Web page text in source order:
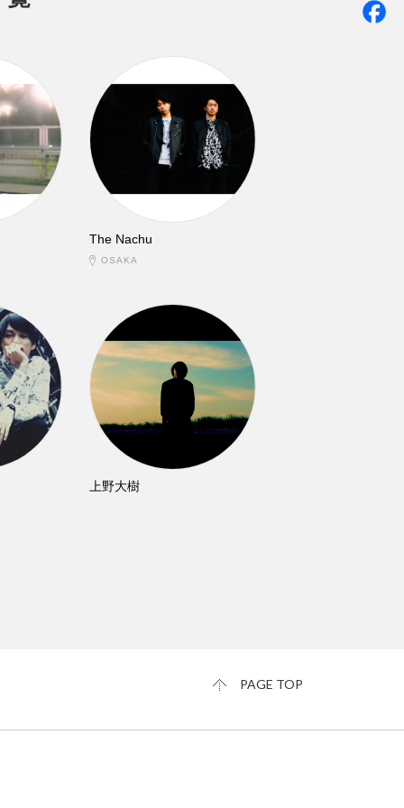
The Nachu
OSAKA
上野大樹
PAGE TOP